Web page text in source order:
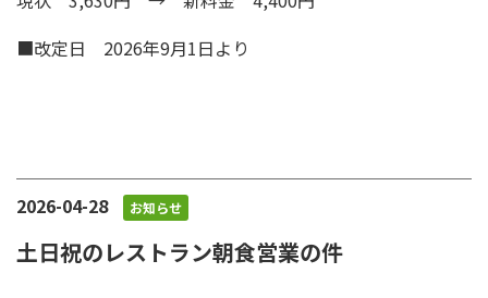
■改定日 2026年9月1日より
2026-04-28 お知らせ
土日祝のレストラン朝食営業の件